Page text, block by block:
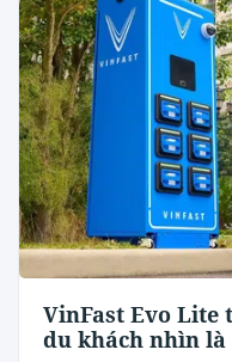
VinFast Evo Lite
du khách nhìn là